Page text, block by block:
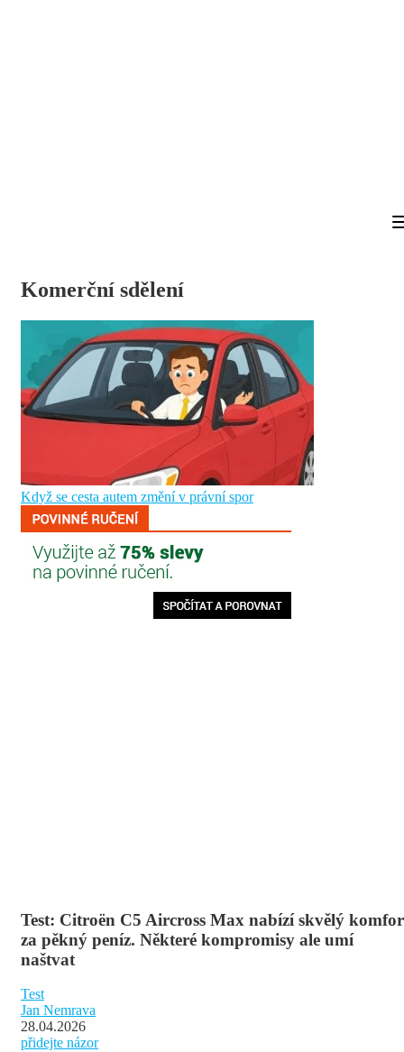
Test: Citroën C5 Aircross Max nabízí skvělý
za pěkný peníz. Některé kompromisy ale umí
naštvat
Test
Jan Nemrava
28.04.2026
přidejte názor
Komerční sdělení
Když se cesta autem změní v právní spor